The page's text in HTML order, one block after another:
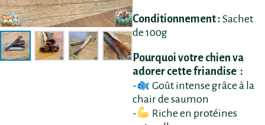
Conditionnement : Sachet
de 100g
Pourquoi votre chien va
adorer cette friandise :
-
Goût intense grâce à la
chair de saumon
-
Riche en protéines